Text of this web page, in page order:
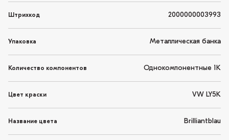
Штрихкод 2000000003993
Упаковка Металлическая банка
Количество компонентов Однокомпонентные 1K
Цвет краски VW LY5K
Название цвета Brilliantblau